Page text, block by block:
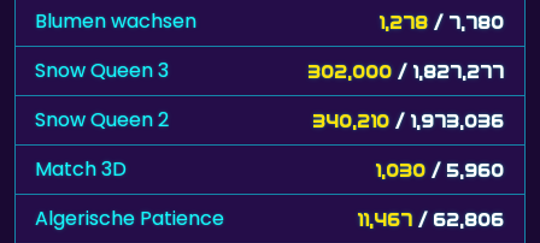
Blumen wachsen 1,278 / 7,780
Snow Queen 3 302,000 / 1,827,277
Snow Queen 2 340,210 / 1,973,036
Match 3D 1,030 / 5,960
Algerische Patience 11,467 / 62,806